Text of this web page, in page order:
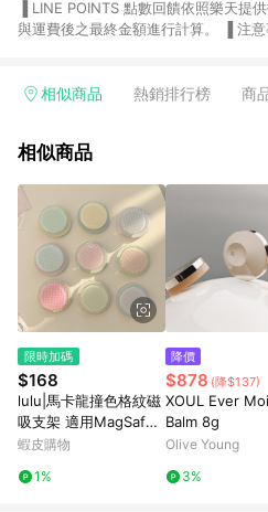
與運費後之最終金額進行計算。 ▐ 注意事項 (1) 部分服務及店家
Smart mobile、神腦生活、JS巨盛、樂
台灣樂天市場，並在同一瀏覽器於24小
市場 45 天內完成訂單出貨及結帳，則不符
使用APP、或中途瀏覽比價網、回饋
由網頁版(電腦版/手機版網頁)切換為
無法進行 LINE POINTS 回饋。 (5) LINE 購物為購物資訊整合性
平台，商品資料更新會有時間差，如
位、贈品與台灣樂天市場銷售網頁不
(6) 導購訂單已逾 365 天，根據台灣樂
點數回饋或點數回饋有爭議，台灣樂天
追訴之權利，活動詳情以樂天市場網站
相似商品 熱銷排行榜 商
相似商品
限時加碼
$168
lulu|馬卡龍撞色格紋磁
吸支架 適用MagSafe
磁吸支架手機強力吸附
蝦皮購物
1%
降價
$878 (降$137)
XOUL Ever
Balm 8g
Olive Young
3%